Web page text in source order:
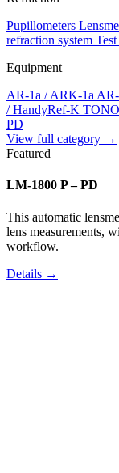
Pupillometers
refraction system
Equipment
AR-1a / ARK-1a
/ HandyRef-K
PD
View full category →
Featured
LM-1800 P – PD
This automatic
lens measurements,
workflow.
Details →